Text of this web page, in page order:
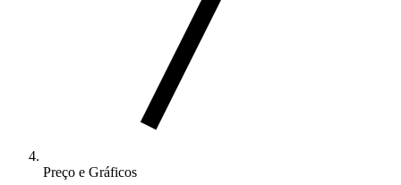
Preço e Gráficos